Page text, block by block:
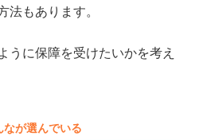
法もあります。
うに保障を受けたいかを考え
なが選んでいる